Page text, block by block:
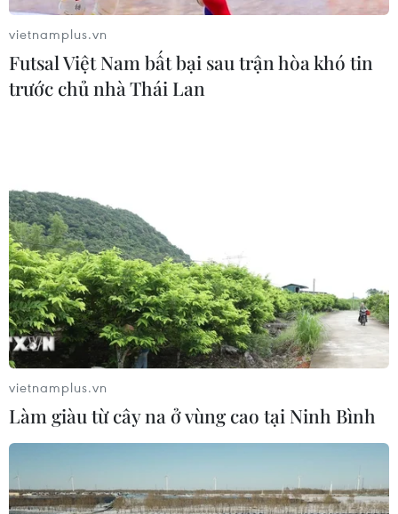
vietnamplus.vn
Futsal Việt Nam bất bại sau trận hòa khó tin
trước chủ nhà Thái Lan
vietnamplus.vn
Làm giàu từ cây na ở vùng cao tại Ninh Bình